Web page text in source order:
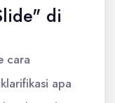
di
cara
apa